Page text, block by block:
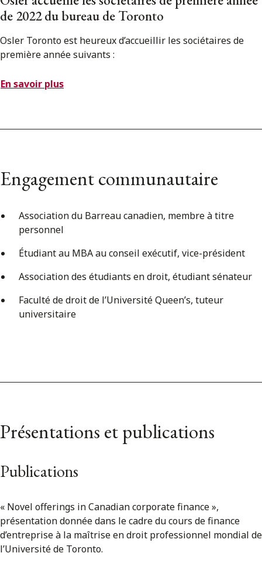
de 2022 du bureau de Toronto
Osler Toronto est heureux d’accueillir les sociétaires de
première année suivants :
En savoir plus
Engagement communautaire
Association du Barreau canadien, membre à titre
personnel
Étudiant au MBA au conseil exécutif, vice-président
Association des étudiants en droit, étudiant sénateur
Faculté de droit de l’Université Queen’s, tuteur
universitaire
Présentations et publications
Publications
« Novel offerings in Canadian corporate finance »,
présentation donnée dans le cadre du cours de finance
d’entreprise à la maîtrise en droit professionnel mondial de
l’Université de Toronto.